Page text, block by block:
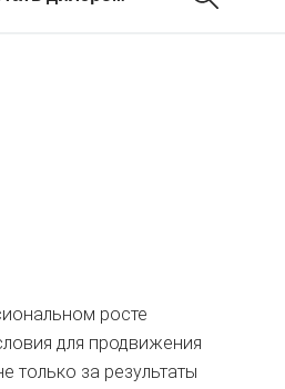
росте
для продвижения
только за результаты